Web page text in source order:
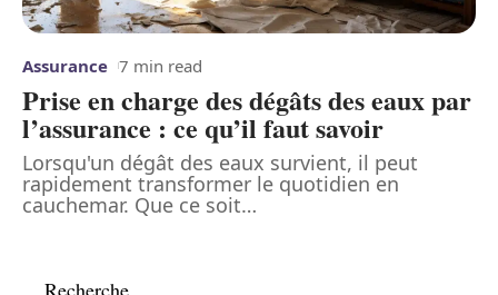
Assurance 7 min read
Prise en charge des dégâts des eaux par
l’assurance : ce qu’il faut savoir
Lorsqu'un dégât des eaux survient, il peut
rapidement transformer le quotidien en
cauchemar. Que ce soit…
Recherche